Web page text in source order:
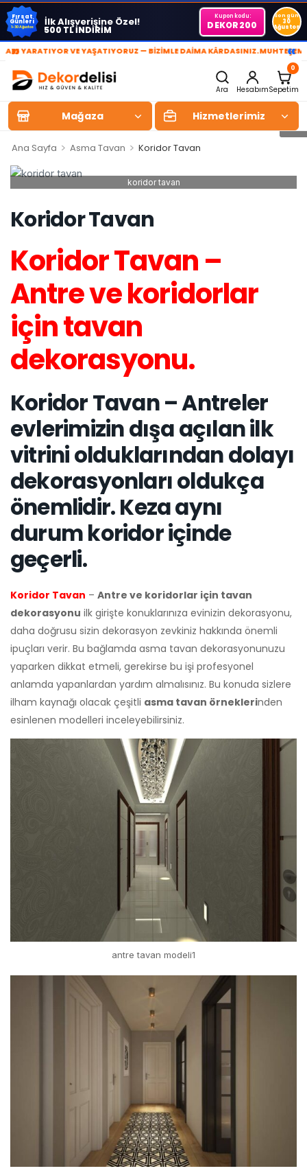
Fırsat
Günleri
1-30 Ağustos İlk Alışverişine Özel!
500 TL İNDİRİM
Kupon kodu:
DEKOR200
Son gün
30
Ağustos
»
YARATIYOR VE YAŞATIYORUZ — BİZİMLE DAİMA KÂRDASINIZ.MUHTEŞEM«
Ara Hesabım
0
Sepetim
Mağaza Hizmetlerimiz
Ana Sayfa > Asma Tavan > Koridor Tavan
koridor tavan
Koridor Tavan
Koridor Tavan –
Antre ve koridorlar
için tavan
dekorasyonu.
Koridor Tavan – Antreler
evlerimizin dışa açılan ilk
vitrini olduklarından dolayı
dekorasyonları oldukça
önemlidir. Keza aynı
durum koridor içinde
geçerli.
Koridor Tavan – Antre ve koridorlar için tavan
dekorasyonu ilk girişte konuklarınıza evinizin dekorasyonu,
daha doğrusu sizin dekorasyon zevkiniz hakkında önemli
ipuçları verir. Bu bağlamda asma tavan dekorasyonunuzu
yaparken dikkat etmeli, gerekirse bu işi profesyonel
anlamda yapanlardan yardım almalısınız. Bu konuda sizlere
ilham kaynağı olacak çeşitli asma tavan örneklerinden
esinlenen modelleri inceleyebilirsiniz.
antre tavan modeli1